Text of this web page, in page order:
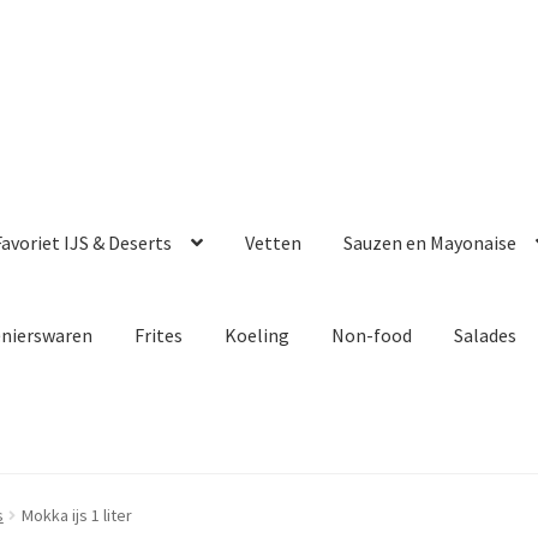
IJS & Deserts Vetten Sauzen en Mayonaise
Frites Koeling Non-food Salades
Mokka ijs 1 liter